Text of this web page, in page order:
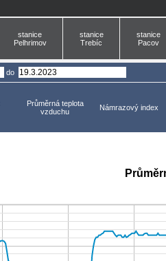
stanice
Pelhrimov
stanice
Trebíc
stanice
Pacov
do
Průměrná teplota
vzduchu
Námrazový index